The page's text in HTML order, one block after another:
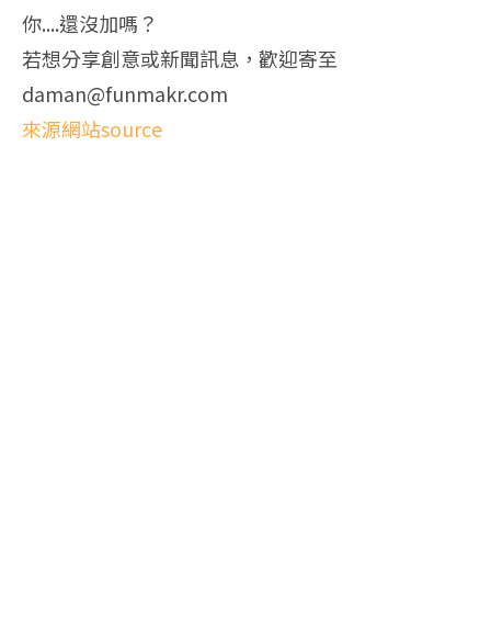
你....還沒加嗎？
若想分享創意或新聞訊息，歡迎寄至
daman@funmakr.com
來源網站source